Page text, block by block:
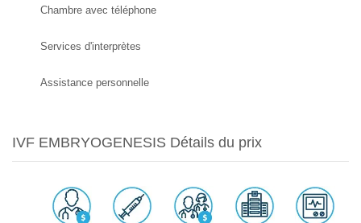
Chambre avec téléphone
Services d'interprètes
Assistance personnelle
IVF EMBRYOGENESIS Détails du prix